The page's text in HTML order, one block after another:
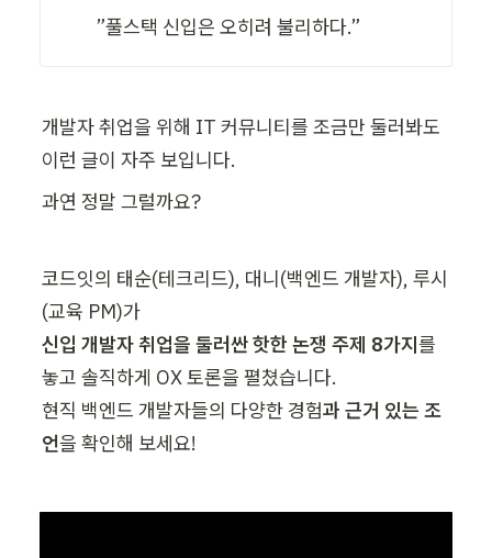
”풀스택 신입은 오히려 불리하다.”
개발자 취업을 위해 IT 커뮤니티를 조금만 둘러봐도
이런 글이 자주 보입니다.
과연 정말 그럴까요?
코드잇의 태순(테크리드), 대니(백엔드 개발자), 루시
신입 개발자 취업을 둘러싼 핫한 논쟁 주제 8가지를
놓고 솔직하게 OX 토론을 펼쳤습니다.
현직 백엔드 개발자들의 다양한 경험과 근거 있는 조
언을 확인해 보세요!